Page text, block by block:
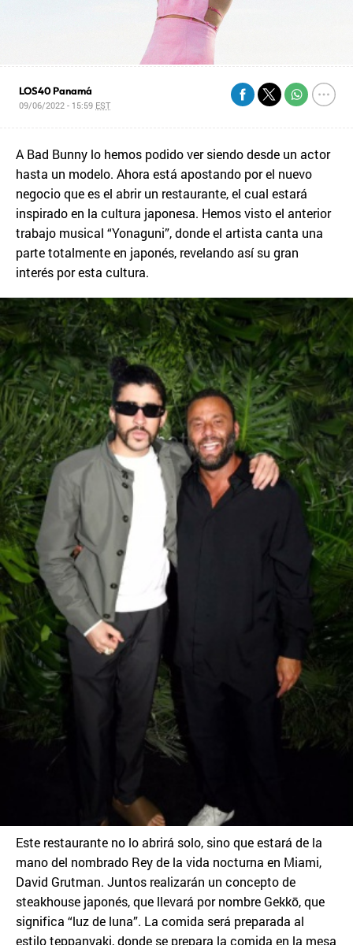
LOS40 Panamá
09/06/2022 - 15:59 EST
A Bad Bunny lo hemos podido ver siendo desde un actor
hasta un modelo. Ahora está apostando por el nuevo
negocio que es el abrir un restaurante, el cual estará
inspirado en la cultura japonesa. Hemos visto el anterior
trabajo musical “Yonaguni”, donde el artista canta una
parte totalmente en japonés, revelando así su gran
interés por esta cultura.
Este restaurante no lo abrirá solo, sino que estará de la
mano del nombrado Rey de la vida nocturna en Miami,
David Grutman. Juntos realizarán un concepto de
steakhouse japonés, que llevará por nombre Gekkō, que
significa “luz de luna”. La comida será preparada al
estilo teppanyaki, donde se prepara la comida en la mesa